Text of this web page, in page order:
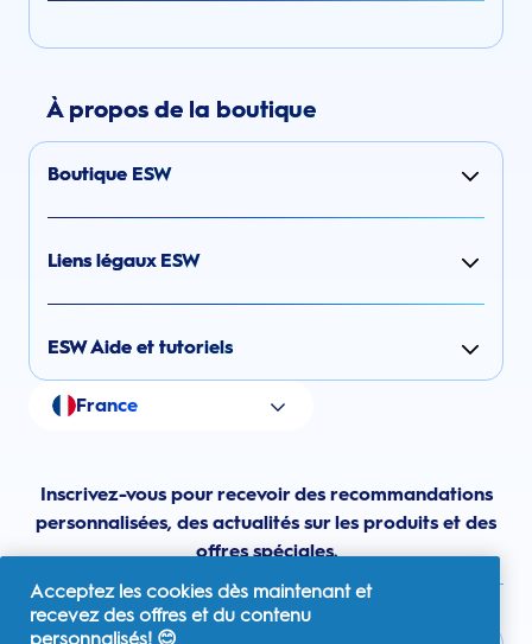
À propos de la boutique
Boutique ESW
Liens légaux ESW
ESW Aide et tutoriels
France
Inscrivez-vous pour recevoir des recommandations
personnalisées, des actualités sur les produits et des
offres spéciales.
Acceptez les cookies dès maintenant et
recevez des offres et du contenu
personnalisés! 😊